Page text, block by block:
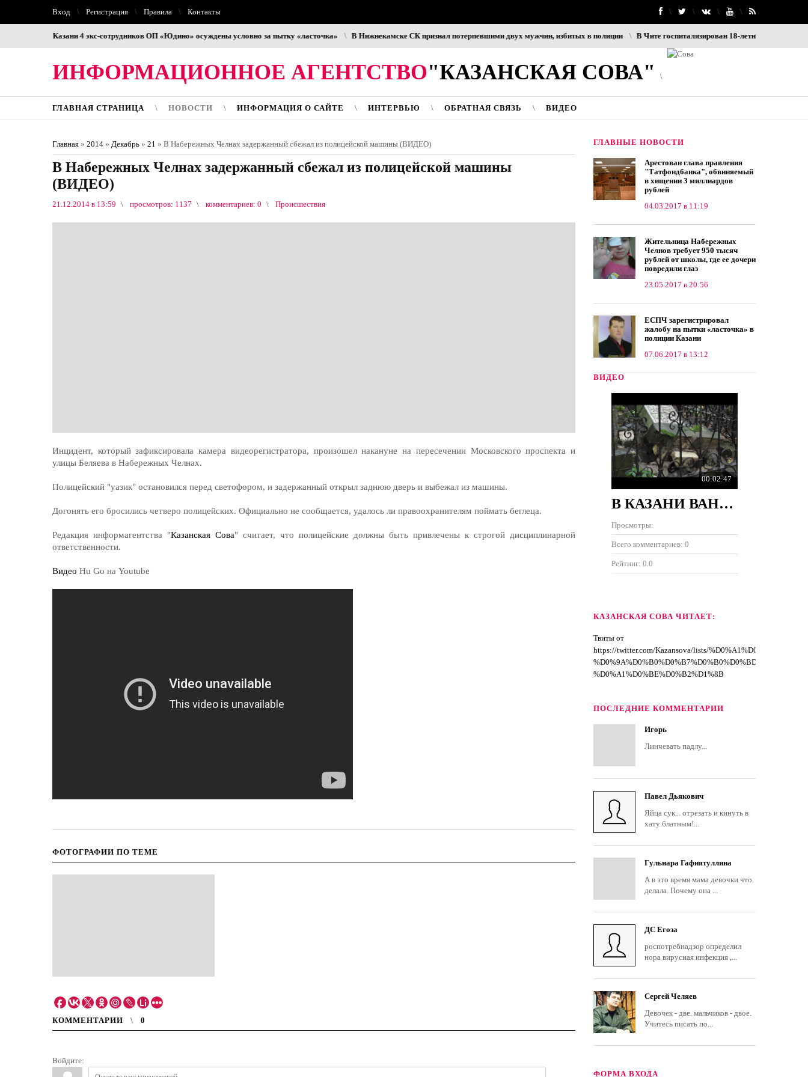
Вход Регистрация Правила Контакты
В Казани 4 экс-сотрудников ОП «Юдино» осуждены условно за пытку «ласточка» В Нижнекамске СК признал потерпевшими двух мужчин, избитых в полиции В Чите госпитализирован 18-летний призывник,
ИНФОРМАЦИОННОЕ АГЕНТСТВО"КАЗАНСКАЯ СОВА"
ГЛАВНАЯ СТРАНИЦА НОВОСТИ ИНФОРМАЦИЯ О САЙТЕ ИНТЕРВЬЮ ОБРАТНАЯ СВЯЗЬ ВИДЕО
Главная » 2014 » Декабрь » 21 » В Набережных Челнах задержанный сбежал из полицейской машины (ВИДЕО)
В Набережных Челнах задержанный сбежал из полицейской машины
(ВИДЕО)
21.12.2014 в 13:59 просмотров: 1137 комментариев: 0 Происшествия
Инцидент, который зафиксировала камера видеорегистратора, произошел накануне на пересечении Московского проспекта и
улицы Беляева в Набережных Челнах.
Полицейский "уазик" остановился перед светофором, и задержанный открыл заднюю дверь и выбежал из машины.
Догонять его бросились четверо полицейских. Официально не сообщается, удалось ли правоохранителям поймать беглеца.
Редакция информагентства "Казанская Сова" считает, что полицейские должны быть привлечены к строгой дисциплинарной
ответственности.
Видео Hu Go на Youtube
ФОТОГРАФИИ ПО ТЕМЕ
КОММЕНТАРИИ 0
Войдите:
ГЛАВНЫЕ НОВОСТИ
Арестован глава правления
"Татфондбанка", обвиняемый
в хищении 3 миллиардов
рублей
04.03.2017 в 11:19
Жительница Набережных
Челнов требует 950 тысяч
рублей от школы, где ее дочери
повредили глаз
23.05.2017 в 20:56
ЕСПЧ зарегистрировал
жалобу на пытки «ласточка» в
полиции Казани
07.06.2017 в 13:12
ВИДЕО
00:02:47
В КАЗАНИ ВАНДАЛЫ РАЗРУШИЛИ 100 ПАМЯТНИКОВ НА КЛАДБИЩЕ
Просмотры:
Всего комментариев: 0
Рейтинг: 0.0
КАЗАНСКАЯ СОВА ЧИТАЕТ:
Твиты от
https://twitter.com/Kazansova/lists/
%D0%A1%D0%BE%D0%B2%D1%8B
ПОСЛЕДНИЕ КОММЕНТАРИИ
Игорь
Линчевать падлу...
Павел Дьякович
Яйца сук... отрезать и кинуть в
хату блатным!...
Гульнара Гафиятуллина
А в это время мама девочки что
делала. Почему она ...
ДС Егоза
роспотребнадзор определил
нора вирусная инфекция ,...
Сергей Челяев
Девочек - две. мальчиков - двое.
Учитесь писать по...
ФОРМА ВХОДА